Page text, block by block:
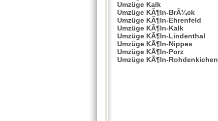
Umzüge Kalk
Umzüge KÃ¶ln-BrÃ¼ck
Umzüge KÃ¶ln-Ehrenfeld
Umzüge KÃ¶ln-Kalk
Umzüge KÃ¶ln-Lindenthal
Umzüge KÃ¶ln-Nippes
Umzüge KÃ¶ln-Porz
Umzüge KÃ¶ln-Rohdenkichen